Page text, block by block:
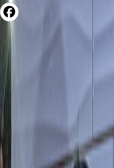
Inicio
Culturalismo
Territorios
Rutas
Explorar